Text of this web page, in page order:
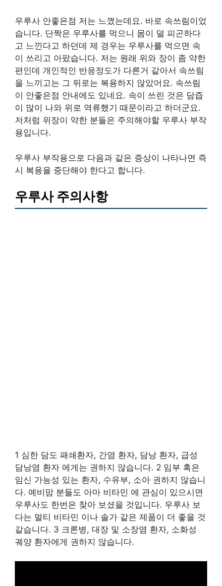
우루사 안좋은점 저는 느꼈는데요. 바로 속쓰림이었
습니다. 단짝은 우루사를 먹으니 몸이 덜 피곤하다
고 느낀다고 하던데 제 경우는 우루사를 먹으면 속
이 쓰리고 아팠습니다. 저는 원래 위와 장이 좀 약한
편인데 개인적인 반응정도가 다른거 같아서 속쓰림
을 느끼고는 그 뒤로는 복용하지 않았어요. 속쓰림
이 안좋은점 안내에도 있네요. 속이 쓰린 것은 담즙
이 많이 나와 위로 역류했기 때문이라고 하더군요.
저처럼 위장이 약한 분들은 주의해야할 우루사 부작
용입니다.
우루사 부작용으로 다음과 같은 증상이 나타나면 즉
시 복용을 중단해야 한다고 합니다.
우루사 주의사항
1 심한 담도 패쇄환자, 간염 환자, 담낭 환자, 급성
담낭염 환자 에게는 권하지 않습니다. 2 임부 혹은
임신 가능성 있는 환자, 수유부, 소아 권하지 않습니
다. 예비맘 분들도 아마 비타민 에 관심이 있으시면
우루사도 한번은 찾아 보셨을 것입니다. 우루사 보
다는 멀티 비타민 이나 솔가 같은 제품이 더 좋을 것
같습니다. 3 크론병, 대장 및 소장염 환자, 소화성
궤양 환자에게 권하지 않습니다.